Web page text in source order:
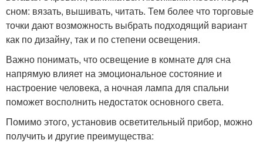
сном: вязать, вышивать, читать. Тем более что торговые
точки дают возможность выбрать подходящий вариант
как по дизайну, так и по степени освещения.
Важно понимать, что освещение в комнате для сна
напрямую влияет на эмоциональное состояние и
настроение человека, а ночная лампа для спальни
поможет восполнить недостаток основного света.
Помимо этого, установив осветительный прибор, можно
получить и другие преимущества: